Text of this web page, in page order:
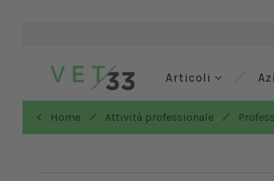
Articoli
< Home / Attività professionale /